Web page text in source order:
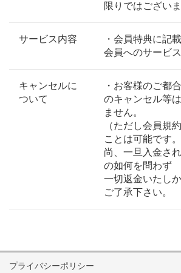
限りではござい
サービス内容
・会員特典に記
会員へのサービ
キャンセルに
ついて
・お客様のご都
のキャンセル等
ません。
（ただし会員規
ことは可能です。
尚、一旦入金さ
の如何を問わず
一切返金いたし
ご了承下さい。
プライバシーポリシー